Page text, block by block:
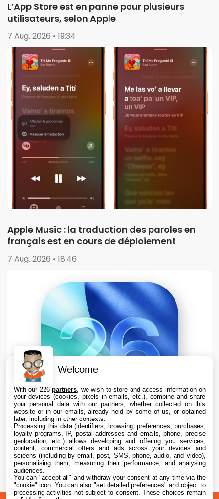
L’App Store est en panne pour plusieurs
utilisateurs, selon Apple
7 Aug. 2026 • 19:34
Apple Music : la traduction des paroles en
français est en cours de déploiement
7 Aug. 2026 • 18:46
Apple teste iOS 26.6.1 sur iPhone pour des
correctifs
7 Aug. 2026 • 16:35
Welcome
With our 226partners , we wish to store and access information on
your devices (cookies, pixels in emails, etc.), combine and share
your personal data with our partners, whether collected on this
website or in our emails, already held by some of us, or obtained
later, including in other contexts.
Processing this data (identifiers, browsing, preferences, purchases,
loyalty programs, IP, postal addresses and emails, phone, precise
geolocation, etc.) allows developing and offering you services,
content, commercial offers and ads across your devices and
screens (including by email, post, SMS, phone, audio, and video),
personalising them, measuring their performance, and analysing
audiences.
You can "accept all" and withdraw your consent at any time via the
"cookie" icon. You can also "set detailed preferences" and object to
processing activities not subject to consent. These choices remain